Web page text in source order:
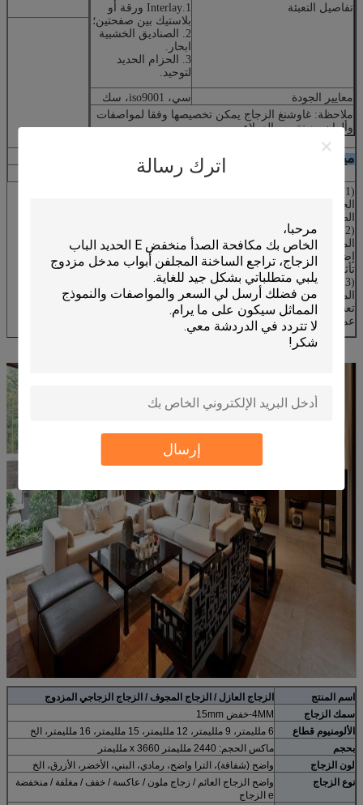
اترك رسالة
إرسال
تفاصيل التعبئة
1.Interlay ورقة أو
بلاستيك بين صفحتين؛
2. الصناديق الخشبية
ابحار.
3. الحزام الحديد
لتوحيد.
معايير الجودة
سي، iso9001، سك
ملاحظة: غاوشنغ الزجاج يمكن تخصيصها وفقا لمواصفات
وألوان معينة من العملاء.
ميزات الزجاج معزول
(1) توفير الطاقة: الزجاج معزول لديه
الجيد
الطاقة وحماية البيئة؛
(2) الإضاءة الجيدة: بالنسبة للزجاج المعزول،
المرئي عالية، لذلك منخفضة-- e الزجاج المعزول لديه
إضاءة جيدة
تأثير؛
(3) الملكية الكيميائية مستقرة: فمن الممكن للتخزين على
المدى الطويل والزجاج المعزول العام يمكن أن يكون
تعسفيا
عمق المصنعة.
اسم المنتج
الزجاج العازل / الزجاج المجوف / الزجاج الزجاجي المزدوج
سمك الزجاج
4MM-خفض 15mm
الألومنيوم قطاع
6 ملليمتر، 9 ملليمتر، 12 ملليمتر، 15 ملليمتر، 16 ملليمتر، الخ
بحجم
ماكس الحجم: 2440 ملليمتر x 3660 ملليمتر
لون الزجاج
واضح (شفافة)، الترا واضح، رمادي، البني، الأخضر، الأزرق، الخ
نوع الزجاج
واضح الزجاج العائم / زجاج ملون / عاكسة / خفف / مغلفة / منخفضة
e الزجاج